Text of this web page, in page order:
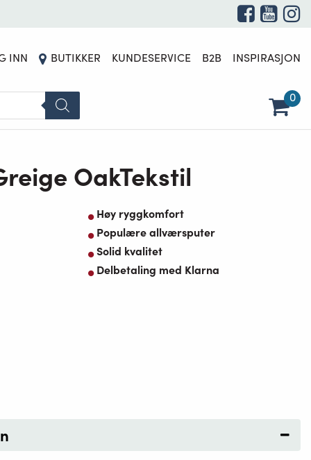
INN BUTIKKER KUNDESERVICE B2B INSPIRASJON
0
OakTekstil
Høy ryggkomfort
Populære allværsputer
Solid kvalitet
Delbetaling med Klarna
DETTE PRODUKTET ER FOR TIDEN UTSOLGT OG UTILGJENGELIG.